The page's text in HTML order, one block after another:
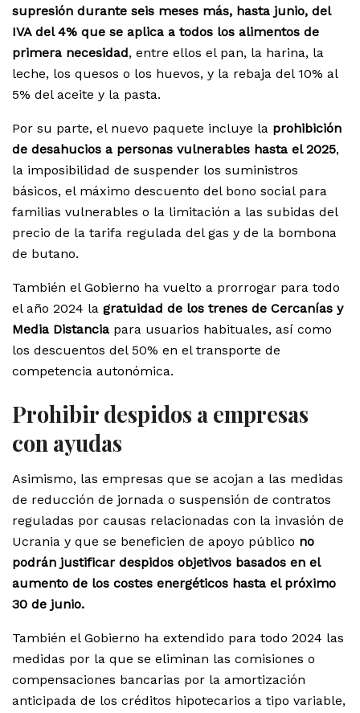
supresión durante seis meses más, hasta junio, del
IVA del 4% que se aplica a todos los alimentos de
primera necesidad, entre ellos el pan, la harina, la
leche, los quesos o los huevos, y la rebaja del 10% al
5% del aceite y la pasta.
Por su parte, el nuevo paquete incluye la prohibición
de desahucios a personas vulnerables hasta el 2025,
la imposibilidad de suspender los suministros
básicos, el máximo descuento del bono social para
familias vulnerables o la limitación a las subidas del
precio de la tarifa regulada del gas y de la bombona
de butano.
También el Gobierno ha vuelto a prorrogar para todo
el año 2024 la gratuidad de los trenes de Cercanías y
Media Distancia para usuarios habituales, así como
los descuentos del 50% en el transporte de
competencia autonómica.
Prohibir despidos a empresas
con ayudas
Asimismo, las empresas que se acojan a las medidas
de reducción de jornada o suspensión de contratos
reguladas por causas relacionadas con la invasión de
Ucrania y que se beneficien de apoyo público no
podrán justificar despidos objetivos basados en el
aumento de los costes energéticos hasta el próximo
30 de junio.
También el Gobierno ha extendido para todo 2024 las
medidas por la que se eliminan las comisiones o
compensaciones bancarias por la amortización
anticipada de los créditos hipotecarios a tipo variable,